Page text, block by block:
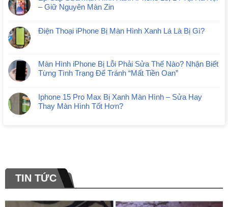
– Giữ Nguyên Màn Zin
Điện Thoại iPhone Bị Màn Hình Xanh Lá Là Bị Gì?
Màn Hình iPhone Bị Lỗi Phải Sửa Thế Nào? Nhận Biết
Từng Tình Trạng Để Tránh “Mất Tiền Oan”
Iphone 15 Pro Max Bị Xanh Màn Hình – Sửa Hay
Thay Màn Hình Tốt Hơn?
TIN TỨC